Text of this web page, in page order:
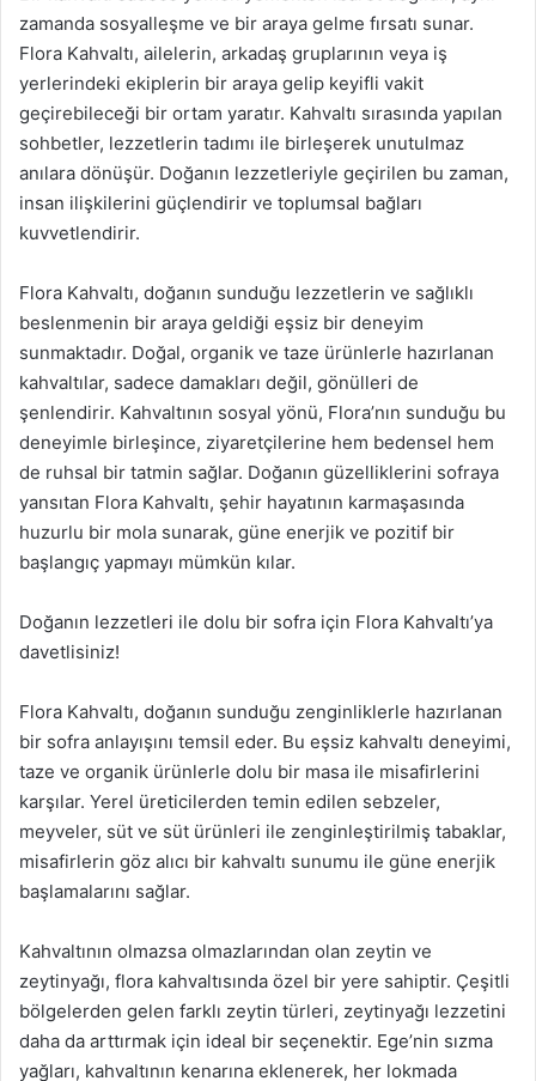
zamanda sosyalleşme ve bir araya gelme fırsatı sunar.
Flora Kahvaltı, ailelerin, arkadaş gruplarının veya iş
yerlerindeki ekiplerin bir araya gelip keyifli vakit
geçirebileceği bir ortam yaratır. Kahvaltı sırasında yapılan
sohbetler, lezzetlerin tadımı ile birleşerek unutulmaz
anılara dönüşür. Doğanın lezzetleriyle geçirilen bu zaman,
insan ilişkilerini güçlendirir ve toplumsal bağları
kuvvetlendirir.
Flora Kahvaltı, doğanın sunduğu lezzetlerin ve sağlıklı
beslenmenin bir araya geldiği eşsiz bir deneyim
sunmaktadır. Doğal, organik ve taze ürünlerle hazırlanan
kahvaltılar, sadece damakları değil, gönülleri de
şenlendirir. Kahvaltının sosyal yönü, Flora’nın sunduğu bu
deneyimle birleşince, ziyaretçilerine hem bedensel hem
de ruhsal bir tatmin sağlar. Doğanın güzelliklerini sofraya
yansıtan Flora Kahvaltı, şehir hayatının karmaşasında
huzurlu bir mola sunarak, güne enerjik ve pozitif bir
başlangıç yapmayı mümkün kılar.
Doğanın lezzetleri ile dolu bir sofra için Flora Kahvaltı’ya
davetlisiniz!
Flora Kahvaltı, doğanın sunduğu zenginliklerle hazırlanan
bir sofra anlayışını temsil eder. Bu eşsiz kahvaltı deneyimi,
taze ve organik ürünlerle dolu bir masa ile misafirlerini
karşılar. Yerel üreticilerden temin edilen sebzeler,
meyveler, süt ve süt ürünleri ile zenginleştirilmiş tabaklar,
misafirlerin göz alıcı bir kahvaltı sunumu ile güne enerjik
başlamalarını sağlar.
Kahvaltının olmazsa olmazlarından olan zeytin ve
zeytinyağı, flora kahvaltısında özel bir yere sahiptir. Çeşitli
bölgelerden gelen farklı zeytin türleri, zeytinyağı lezzetini
daha da arttırmak için ideal bir seçenektir. Ege’nin sızma
yağları, kahvaltının kenarına eklenerek, her lokmada